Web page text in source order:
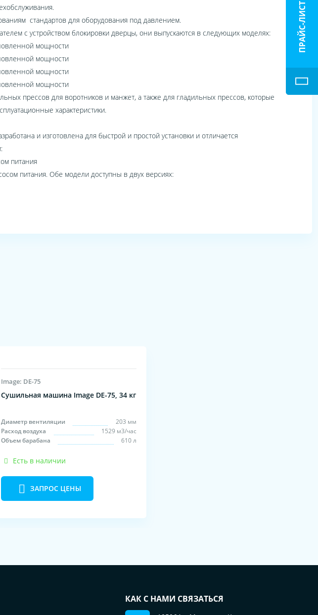
стандартов для оборудования под давлением.
с устройством блокировки дверцы, они выпускаются в следующих моделях:
мощности
мощности
мощности
мощности
прессов для воротников и манжет, а также для гладильных прессов, которые
характеристики.
и изготовлена для быстрой и простой установки и отличается
питания
питания. Обе модели доступны в двух версиях:
Image: DE-75
Сушильная машина Image DE-75, 34 кг
Диаметр вентиляции
203 мм
Расход воздуха
1529 м3/час
Объем барабана
610 л
Есть в наличии
ЗАПРОС ЦЕНЫ
КАК С НАМИ СВЯЗАТЬСЯ
ПРАЙС-ЛИСТ